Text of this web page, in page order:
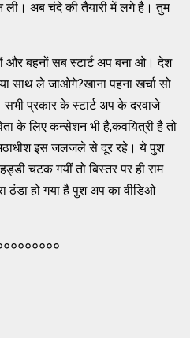
ली। अब चंदे की तैयारी में लगे है। तुम
और बहनों सब स्टार्ट अप बना ओ। देश
साथ ले जाओगे?खाना पहना खर्चा सो
प्रकार के स्टार्ट अप के दरवाजे
लिए कन्सेशन भी है,कवयित्री है तो
इस जलजले से दूर रहे। ये पुश
चटक गयीं तो बिस्तर पर ही राम
ठंडा हो गया है पुश अप का वीडिओ